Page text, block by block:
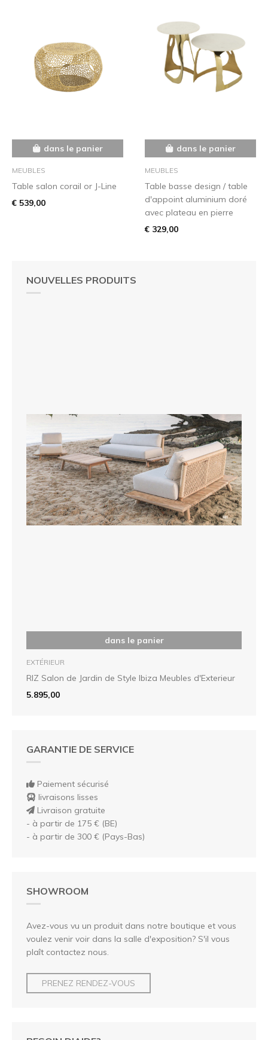
NOUVELLES PRODUITS
dans le panier
EXTÉRIEUR
RIZ Salon de Jardin de Style Ibiza Meubles d'Exterieur
5.895,00
GARANTIE DE SERVICE
Paiement sécurisé
livraisons lisses
Livraison gratuite
- à partir de 175 € (BE)
- à partir de 300 € (Pays-Bas)
SHOWROOM
Avez-vous vu un produit dans notre boutique et vous
voulez venir voir dans la salle d'exposition? S'il vous
plaît contactez nous.
PRENEZ RENDEZ-VOUS
dans le panier
MEUBLES
Table salon corail or J-Line
€ 539,00
dans le panier
MEUBLES
Table basse design / table
d'appoint aluminium doré
avec plateau en pierre
€ 329,00